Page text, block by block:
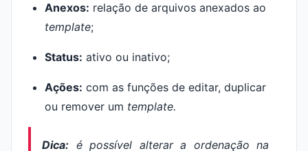
Anexos: relação de arquivos anexados ao
template;
Status: ativo ou inativo;
Ações: com as funções de editar, duplicar
ou remover um template.
Dica: é possível alterar a ordenação na